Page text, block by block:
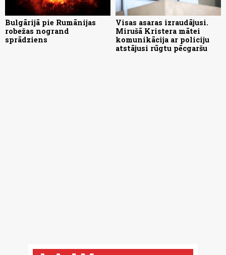
Bulgārijā pie Rumānijas
robežas nogrand
sprādziens
Visas asaras izraudājusi.
Mirušā Kristera mātei
komunikācija ar policiju
atstājusi rūgtu pēcgaršu